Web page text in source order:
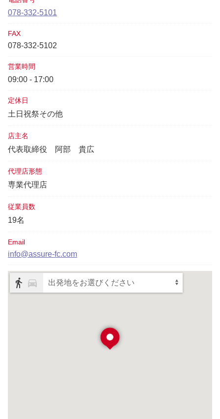
078-332-5101
FAX
078-332-5102
営業時間
09:00 - 17:00
定休日
土日祝祭その他
店主名
代表取締役 阿部 貴広
代理店形態
専業代理店
従業員数
19名
Email
info@assure-fc.com
出発地をお選びください